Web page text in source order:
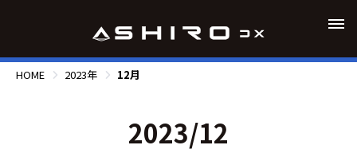
HOME 2023年 12月
2023/12